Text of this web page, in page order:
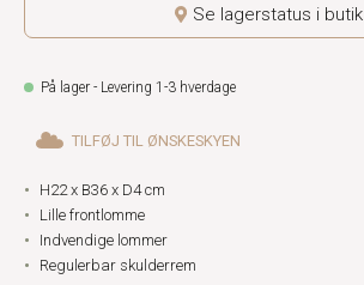
Se lagerstatus i butik
På lager - Levering 1-3 hverdage
TILFØJ TIL ØNSKESKYEN
H22 x B36 x D4 cm
Lille frontlomme
Indvendige lommer
Regulerbar skulderrem